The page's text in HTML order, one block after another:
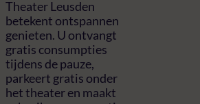
Theater Leusden
betekent ontspannen
genieten. U ontvangt
gratis consumpties
tijdens de pauze,
parkeert gratis onder
het theater en maakt